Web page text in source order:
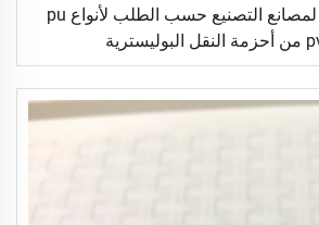
مصنّعون صينيون لمصانع التصنيع حسب الطلب لأنواع pu